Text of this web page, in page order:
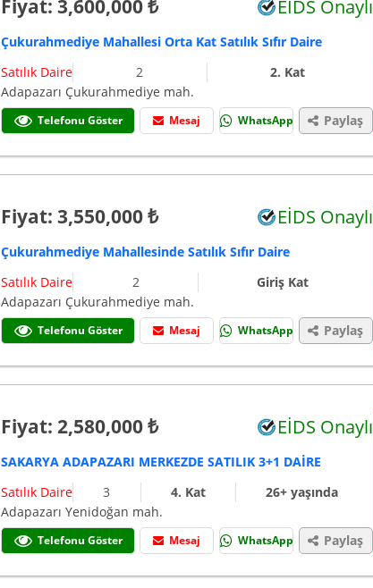
Fiyat: 3,600,000 ₺ EİDS Onaylı
Çukurahmediye Mahallesi Orta Kat Satılık Sıfır Daire
Satılık Daire 2
2. Kat
Adapazarı Çukurahmediye mah.
Telefonu Göster Mesaj WhatsApp Paylaş
Fiyat: 3,550,000 ₺ EİDS Onaylı
Çukurahmediye Mahallesinde Satılık Sıfır Daire
Satılık Daire 2
Giriş Kat
Adapazarı Çukurahmediye mah.
Telefonu Göster Mesaj WhatsApp Paylaş
Fiyat: 2,580,000 ₺ EİDS Onaylı
SAKARYA ADAPAZARI MERKEZDE SATILIK 3+1 DAİRE
Satılık Daire 3 4. Kat
26+ yaşında
Adapazarı Yenidoğan mah.
Telefonu Göster Mesaj WhatsApp Paylaş